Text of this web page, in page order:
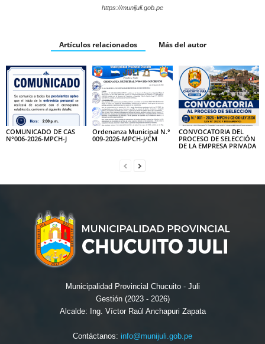
https://munijuli.gob.pe
Artículos relacionados Más del autor
COMUNICADO DE CAS
N°006-2026-MPCH-J
Ordenanza Municipal N.°
009-2026-MPCH-J/CM
CONVOCATORIA DEL
PROCESO DE SELECCIÓN
DE LA EMPRESA PRIVADA
Municipalidad Provincial Chucuito - Juli
Gestión (2023 - 2026)
Alcalde: Ing. Víctor Raúl Anchapuri Zapata
Contáctanos: info@munijuli.gob.pe